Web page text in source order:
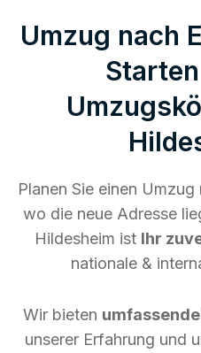
Umzug nach
Planen Sie einen
wo die neue Adresse
Hildesheim ist Ihr
nationale &
Wir bieten
unserer Erfahrung und